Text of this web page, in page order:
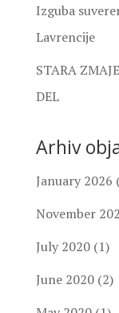
Izguba
Lavrencije
STARA
DEL
Arhiv
January 2026
November
July 2020(1)
June 2020(2)